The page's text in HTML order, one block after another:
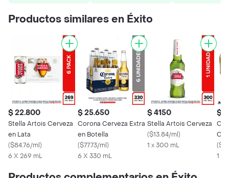
Productos similares en Éxito
$ 22.800
Stella Artois Cerveza
en Lata
($84.76/ml)
6 X 269 mL
$ 25.650
Corona Cerveza Extra
en Botella
($77.73/ml)
6 X 330 mL
$ 4150
Stella Artois Cerveza
($13.84/ml)
1 x 300 mL
$
(
1 X